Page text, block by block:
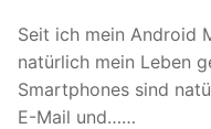
Seit ich mein Android
natürlich mein Leben
Smartphones sind
E-Mail und……